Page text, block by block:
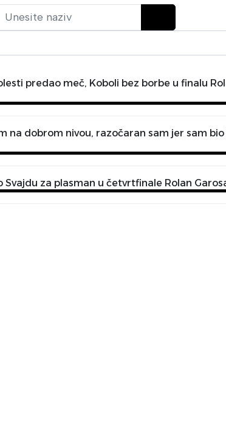
predao meč, Koboli bez borbe u finalu
na dobrom nivou, razočaran sam jer sam bio
Svajdu za plasman u četvrtfinale Rolan